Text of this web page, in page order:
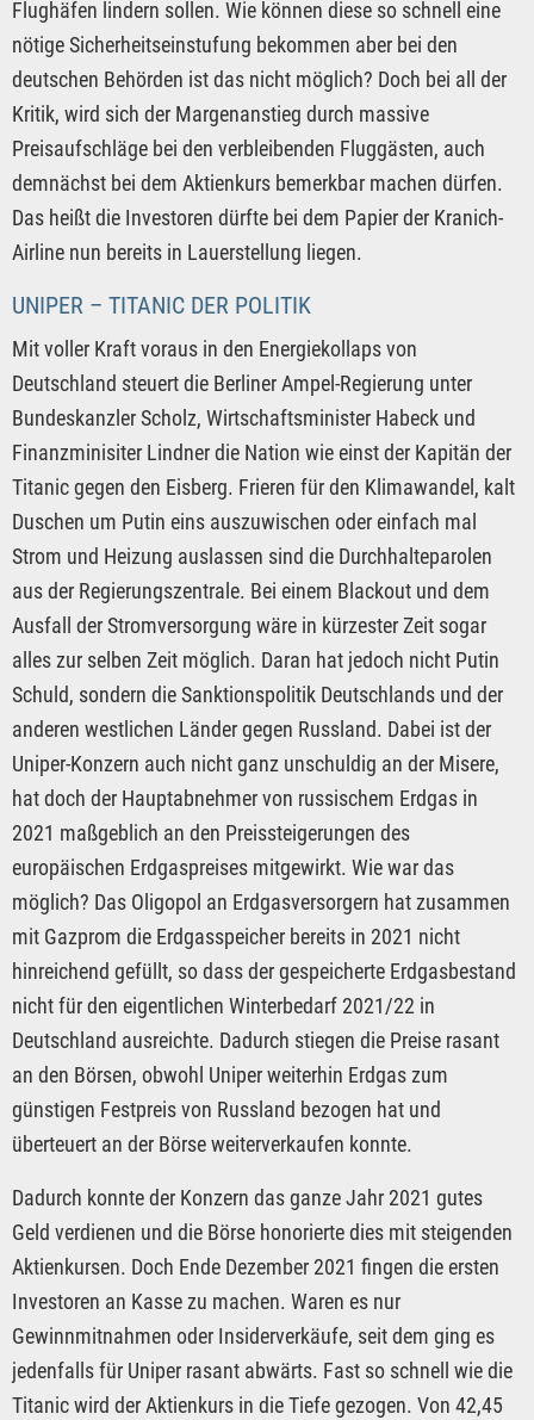
Flughäfen lindern sollen. Wie können diese so schnell eine
nötige Sicherheitseinstufung bekommen aber bei den
deutschen Behörden ist das nicht möglich? Doch bei all der
Kritik, wird sich der Margenanstieg durch massive
Preisaufschläge bei den verbleibenden Fluggästen, auch
demnächst bei dem Aktienkurs bemerkbar machen dürfen.
Das heißt die Investoren dürfte bei dem Papier der Kranich-
Airline nun bereits in Lauerstellung liegen.
UNIPER – TITANIC DER POLITIK
Mit voller Kraft voraus in den Energiekollaps von
Deutschland steuert die Berliner Ampel-Regierung unter
Bundeskanzler Scholz, Wirtschaftsminister Habeck und
Finanzminisiter Lindner die Nation wie einst der Kapitän der
Titanic gegen den Eisberg. Frieren für den Klimawandel, kalt
Duschen um Putin eins auszuwischen oder einfach mal
Strom und Heizung auslassen sind die Durchhalteparolen
aus der Regierungszentrale. Bei einem Blackout und dem
Ausfall der Stromversorgung wäre in kürzester Zeit sogar
alles zur selben Zeit möglich. Daran hat jedoch nicht Putin
Schuld, sondern die Sanktionspolitik Deutschlands und der
anderen westlichen Länder gegen Russland. Dabei ist der
Uniper-Konzern auch nicht ganz unschuldig an der Misere,
hat doch der Hauptabnehmer von russischem Erdgas in
2021 maßgeblich an den Preissteigerungen des
europäischen Erdgaspreises mitgewirkt. Wie war das
möglich? Das Oligopol an Erdgasversorgern hat zusammen
mit Gazprom die Erdgasspeicher bereits in 2021 nicht
hinreichend gefüllt, so dass der gespeicherte Erdgasbestand
nicht für den eigentlichen Winterbedarf 2021/22 in
Deutschland ausreichte. Dadurch stiegen die Preise rasant
an den Börsen, obwohl Uniper weiterhin Erdgas zum
günstigen Festpreis von Russland bezogen hat und
überteuert an der Börse weiterverkaufen konnte.
Dadurch konnte der Konzern das ganze Jahr 2021 gutes
Geld verdienen und die Börse honorierte dies mit steigenden
Aktienkursen. Doch Ende Dezember 2021 fingen die ersten
Investoren an Kasse zu machen. Waren es nur
Gewinnmitnahmen oder Insiderverkäufe, seit dem ging es
jedenfalls für Uniper rasant abwärts. Fast so schnell wie die
Titanic wird der Aktienkurs in die Tiefe gezogen. Von 42,45